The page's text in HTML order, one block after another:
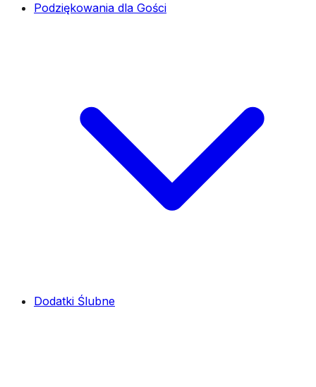
Podziękowania dla Gości
Dodatki Ślubne